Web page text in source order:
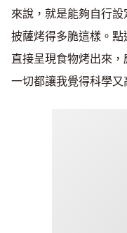
來說，就是能夠自行
披薩烤得多脆這樣。
直接呈現食物烤出來
一切都讓我覺得科學又